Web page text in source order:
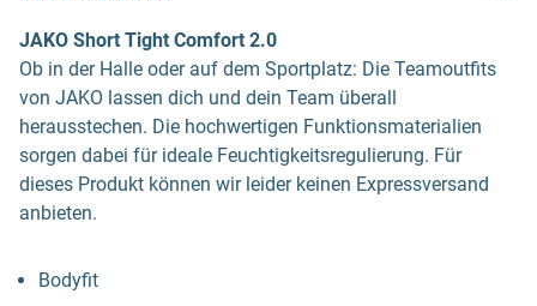
JAKO Short Tight Comfort 2.0
Ob in der Halle oder auf dem Sportplatz: Die Teamoutfits
von JAKO lassen dich und dein Team überall
herausstechen. Die hochwertigen Funktionsmaterialien
sorgen dabei für ideale Feuchtigkeitsregulierung. Für
dieses Produkt können wir leider keinen Expressversand
anbieten.
Bodyfit